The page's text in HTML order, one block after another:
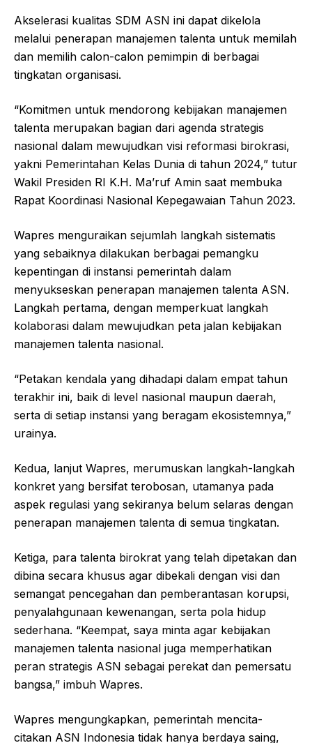
Akselerasi kualitas SDM ASN ini dapat dikelola
melalui penerapan manajemen talenta untuk memilah
dan memilih calon-calon pemimpin di berbagai
tingkatan organisasi.
“Komitmen untuk mendorong kebijakan manajemen
talenta merupakan bagian dari agenda strategis
nasional dalam mewujudkan visi reformasi birokrasi,
yakni Pemerintahan Kelas Dunia di tahun 2024,” tutur
Wakil Presiden RI K.H. Ma’ruf Amin saat membuka
Rapat Koordinasi Nasional Kepegawaian Tahun 2023.
Wapres menguraikan sejumlah langkah sistematis
yang sebaiknya dilakukan berbagai pemangku
kepentingan di instansi pemerintah dalam
menyukseskan penerapan manajemen talenta ASN.
Langkah pertama, dengan memperkuat langkah
kolaborasi dalam mewujudkan peta jalan kebijakan
manajemen talenta nasional.
“Petakan kendala yang dihadapi dalam empat tahun
terakhir ini, baik di level nasional maupun daerah,
serta di setiap instansi yang beragam ekosistemnya,”
urainya.
Kedua, lanjut Wapres, merumuskan langkah-langkah
konkret yang bersifat terobosan, utamanya pada
aspek regulasi yang sekiranya belum selaras dengan
penerapan manajemen talenta di semua tingkatan.
Ketiga, para talenta birokrat yang telah dipetakan dan
dibina secara khusus agar dibekali dengan visi dan
semangat pencegahan dan pemberantasan korupsi,
penyalahgunaan kewenangan, serta pola hidup
sederhana. “Keempat, saya minta agar kebijakan
manajemen talenta nasional juga memperhatikan
peran strategis ASN sebagai perekat dan pemersatu
bangsa,” imbuh Wapres.
Wapres mengungkapkan, pemerintah mencita-
citakan ASN Indonesia tidak hanya berdaya saing,